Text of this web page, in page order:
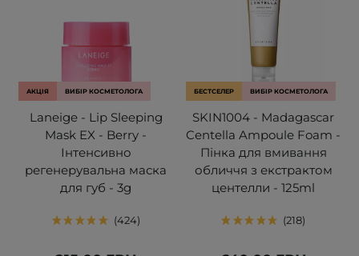
АКЦІЯ ВИБІР КОСМЕТОЛОГА
Laneige - Lip Sleeping
Mask EX - Berry -
Інтенсивно
регенерувальна маска
для губ - 3g
424
БЕСТСЕЛЕР ВИБІР КОСМЕТОЛОГА
SKIN1004 - Madagascar
Centella Ampoule Foam -
Пінка для вмивання
обличчя з екстрактом
центелли - 125ml
218